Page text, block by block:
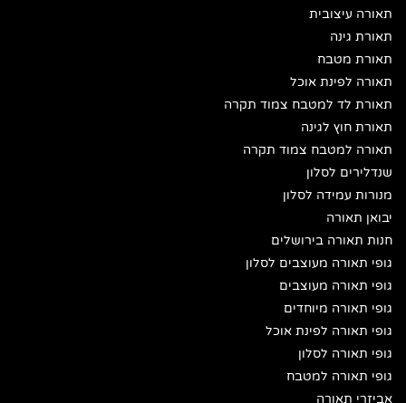
תאורה עיצובית
תאורת גינה
תאורת מטבח
תאורה לפינת אוכל
תאורת לד למטבח צמוד תקרה
תאורת חוץ לגינה
תאורה למטבח צמוד תקרה
שנדלירים לסלון
מנורות עמידה לסלון
יבואן תאורה
חנות תאורה בירושלים
גופי תאורה מעוצבים לסלון
גופי תאורה מעוצבים
גופי תאורה מיוחדים
גופי תאורה לפינת אוכל
גופי תאורה לסלון
גופי תאורה למטבח
אביזרי תאורה